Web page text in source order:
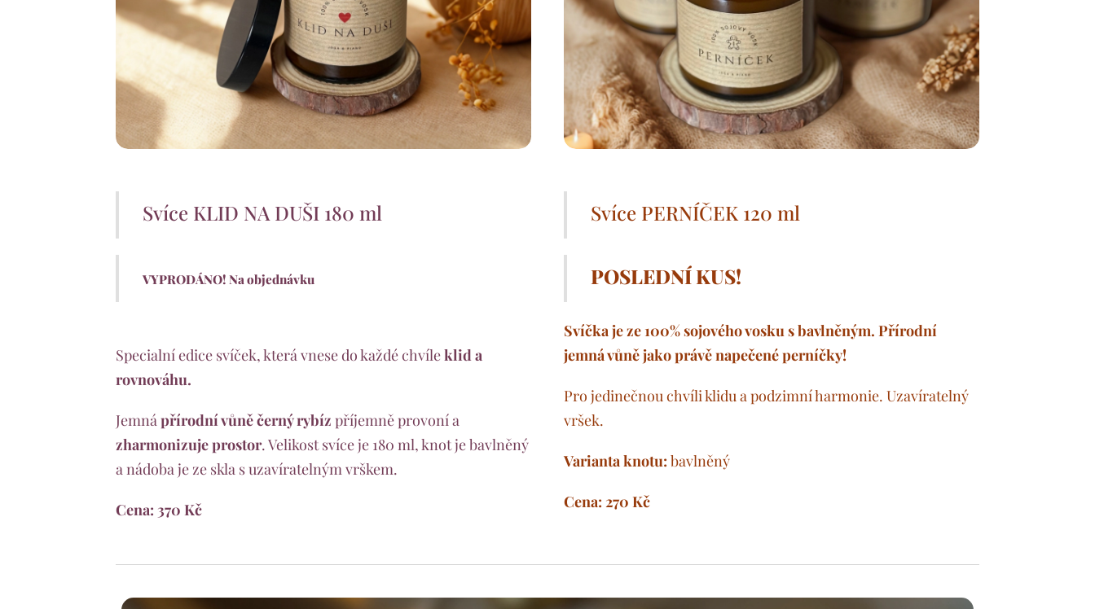
Svíce KLID NA DUŠI 180 ml
VYPRODÁNO! Na objednávku ♥️
Specialní edice svíček, která vnese do každé chvíleklid a
rovnováhu.
Jemnápřírodní vůně černý rybíz příjemně provoní a
zharmonizuje prostor. Velikost svíce je 180 ml, knot je bavlněný
a nádoba je ze skla s uzavíratelným vrškem.
Cena: 370 Kč
Svíce PERNÍČEK 120 ml
POSLEDNÍ KUS! ✨
Svíčka je ze 100% sojového vosku s bavlněným. Přírodní
jemná vůně jako právě napečené perníčky! 🤍
Pro jedinečnou chvíli klidu a podzimní harmonie. Uzavíratelný
vršek.
Varianta knotu: bavlněný
Cena: 270 Kč